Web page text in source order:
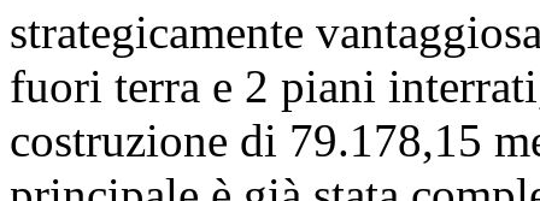
strategicamente
fuori terra e 2 piani
costruzione di 79.178,15